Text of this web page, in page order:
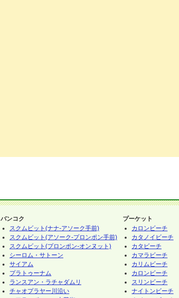
バンコク
スクムビット(ナナ-アソーク手前)
スクムビット(アソーク-プロンポン手前)
スクムビット(プロンポン-オンヌット)
シーロム・サトーン
サイアム
プラトゥーナム
ランスアン・ラチャダムリ
チャオプラヤー川沿い
プーケット
カロンビーチ
カタノイビーチ
カタビーチ
カマラビーチ
カリムビーチ
カロンビーチ
スリンビーチ
ナイトンビーチ